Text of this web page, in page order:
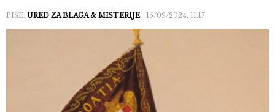
PIŠE: URED ZA BLAGA & MISTERIJE 16/09/2024, 11:17